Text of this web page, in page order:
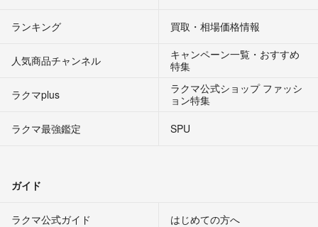
ランキング 買取・相場価格情報
人気商品チャンネル
キャンペーン一覧・おすすめ
特集
ラクマplus
ラクマ公式ショップ ファッシ
ョン特集
ラクマ最強鑑定
SPU
ガイド
ラクマ公式ガイド はじめての方へ